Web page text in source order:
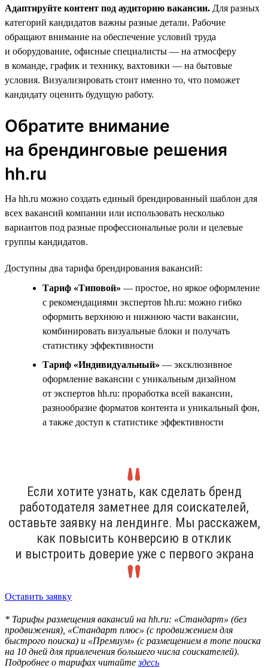
Адаптируйте контент под аудиторию вакансии. Для разных
категорий кандидатов важны разные детали. Рабочие
обращают внимание на обеспечение условий труда
и оборудование, офисные специалисты — на атмосферу
в команде, график и технику, вахтовики — на бытовые
условия. Визуализировать стоит именно то, что поможет
кандидату оценить будущую работу.
Обратите внимание
на брендинговые решения
hh.ru
На hh.ru можно создать единый брендированный шаблон для
всех вакансий компании или использовать несколько
вариантов под разные профессиональные роли и целевые
группы кандидатов.
Доступны два тарифа брендирования вакансий:
Тариф «Типовой» — простое, но яркое оформление
с рекомендациями экспертов hh.ru: можно гибко
оформить верхнюю и нижнюю части вакансии,
комбинировать визуальные блоки и получать
статистику эффективности
Тариф «Индивидуальный» — эксклюзивное
оформление вакансии с уникальным дизайном
от экспертов hh.ru: проработка всей вакансии,
разнообразие форматов контента и уникальный фон,
а также доступ к статистике эффективности
Если хотите узнать, как сделать бренд
работодателя заметнее для соискателей,
оставьте заявку на лендинге. Мы расскажем,
как повысить конверсию в отклик
и выстроить доверие уже с первого экрана
Оставить заявку
* Тарифы размещения вакансий на hh.ru: «Стандарт» (без
продвижения), «Стандарт плюс» (с продвижением для
быстрого поиска) и «Премиум» (с размещением в топе поиска
на 10 дней для привлечения большего числа соискателей).
Подробнее о тарифах читайтездесь